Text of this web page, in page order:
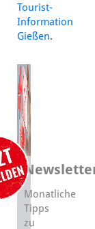
Tourist-
Information
Gießen.
Monatliche
Tipps
zu